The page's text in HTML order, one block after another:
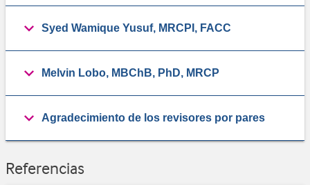
Syed Wamique Yusuf, MRCPI, FACC
Melvin Lobo, MBChB, PhD, MRCP
Agradecimiento de los revisores por pares
Referencias